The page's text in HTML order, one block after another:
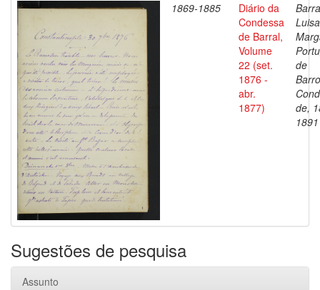
1869-1885
Diário da
Condessa
de Barral,
Volume
22 (set.
1876 -
abr.
1877)
Luisa
de
de,
1891
Sugestões de pesquisa
Assunto